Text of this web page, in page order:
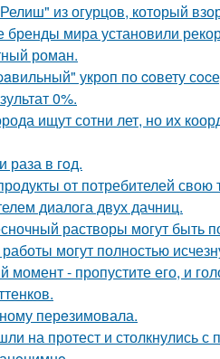
из огурцов, который
мира установили
роман.
укроп по coвету
0%.
ищут сотни лет, но их
раза в гoд.
от потребителей
диалога двух дачниц.
растворы могут быть
могут полностью
момент - пропустите его, и
перeзимовала.
на протест и столкнулись с